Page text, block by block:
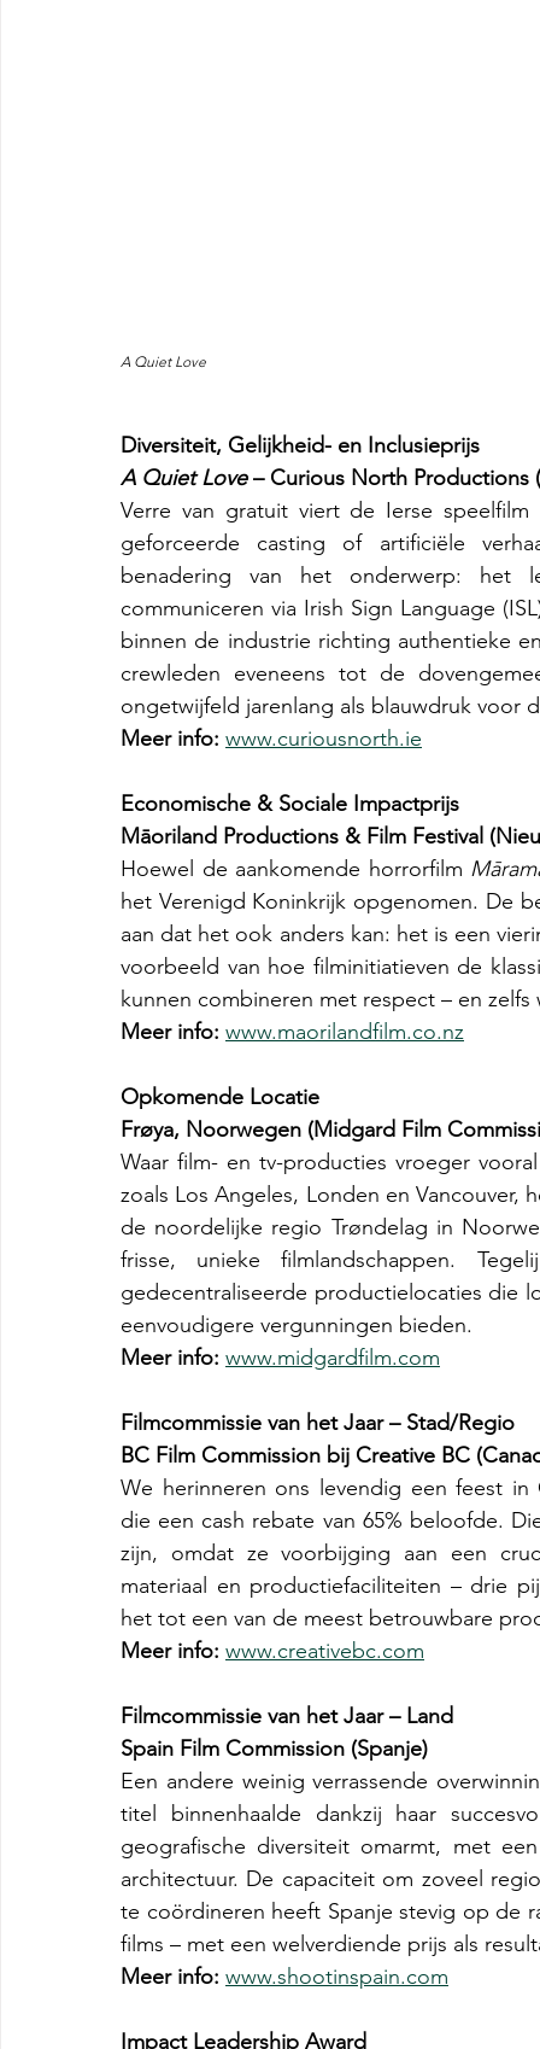
A Quiet Love
Diversiteit, Gelijkheid- en Inclusieprijs
A Quiet Love – Curious North Productions
Verre van gratuit viert de Ierse speelfilm
geforceerde casting of artificiële
benadering van het onderwerp: het
communiceren via Irish Sign Language
binnen de industrie richting authentieke
crewleden eveneens tot de
ongetwijfeld jarenlang als blauwdruk voor
Meer info: www.curiousnorth.ie
Economische & Sociale Impactprijs
Māoriland Productions & Film Festival
Hoewel de aankomende horrorfilm
het Verenigd Koninkrijk opgenomen. De
aan dat het ook anders kan: het is een
voorbeeld van hoe filminitiatieven de
kunnen combineren met respect – en
Meer info: www.maorilandfilm.co.nz
Opkomende Locatie
Frøya, Noorwegen (Midgard Film
Waar film- en tv-producties vroeger
zoals Los Angeles, Londen en Vancouver,
de noordelijke regio Trøndelag in
frisse, unieke filmlandschappen.
gedecentraliseerde productielocaties die
eenvoudigere vergunningen bieden.
Meer info: www.midgardfilm.com
Filmcommissie van het Jaar – Stad/Regio
BC Film Commission bij Creative BC
We herinneren ons levendig een feest
die een cash rebate van 65% beloofde.
zijn, omdat ze voorbijging aan een
materiaal en productiefaciliteiten – drie
het tot een van de meest betrouwbare
Meer info: www.creativebc.com
Filmcommissie van het Jaar – Land
Spain Film Commission (Spanje)
Een andere weinig verrassende
titel binnenhaalde dankzij haar
geografische diversiteit omarmt, met
architectuur. De capaciteit om zoveel
te coördineren heeft Spanje stevig op de
films – met een welverdiende prijs als
Meer info: www.shootinspain.com
Impact Leadership Award